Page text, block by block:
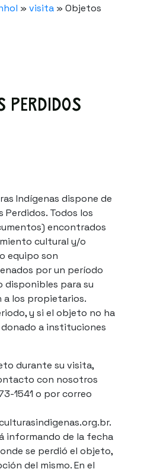
» visita » Objetos
PERDIDOS
Indígenas dispone de
Todos los
encontrados
cultural y/o
equipo son
por un período
disponibles para su
los propietarios.
y si el objeto no ha
a instituciones
durante su visita,
con nosotros
1541 o por correo
informando de la fecha
se perdió el objeto,
del mismo. En el